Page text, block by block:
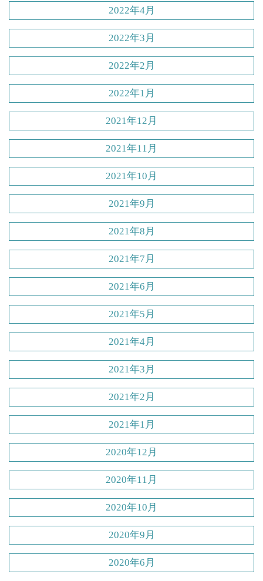
2022年4月
2022年3月
2022年2月
2022年1月
2021年12月
2021年11月
2021年10月
2021年9月
2021年8月
2021年7月
2021年6月
2021年5月
2021年4月
2021年3月
2021年2月
2021年1月
2020年12月
2020年11月
2020年10月
2020年9月
2020年6月